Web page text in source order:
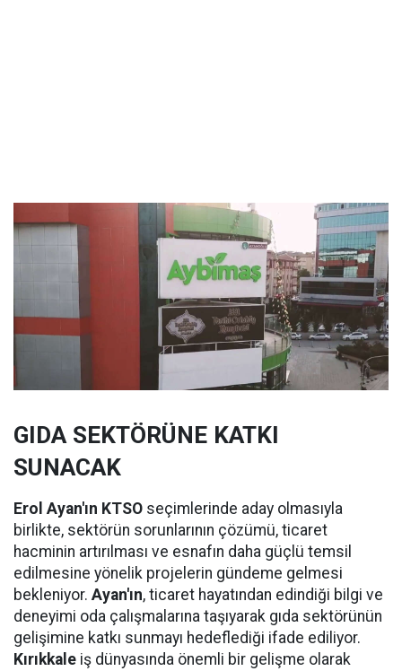
GIDA SEKTÖRÜNE KATKI
SUNACAK
Erol Ayan'ın KTSO seçimlerinde aday olmasıyla
birlikte, sektörün sorunlarının çözümü, ticaret
hacminin artırılması ve esnafın daha güçlü temsil
edilmesine yönelik projelerin gündeme gelmesi
bekleniyor. Ayan'ın, ticaret hayatından edindiği bilgi ve
deneyimi oda çalışmalarına taşıyarak gıda sektörünün
gelişimine katkı sunmayı hedeflediği ifade ediliyor.
Kırıkkale iş dünyasında önemli bir gelişme olarak